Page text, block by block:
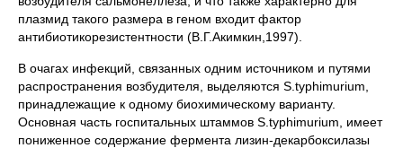
плазмид такого размера в геном входит фактор
антибиотикорезистентности (В.Г.Акимкин,1997).
В очагах инфекций, связанных одним источником и путями
распространения возбудителя, выделяются S.typhimurium,
принадлежащие к одному биохимическому варианту.
Основная часть госпитальных штаммов S.typhimurium, имеет
пониженное содержание фермента лизин-декарбоксилазы